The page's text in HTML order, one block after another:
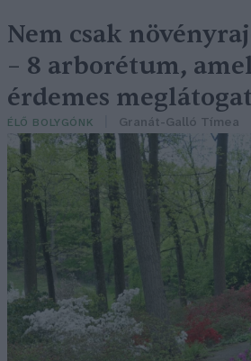
Nem csak
– 8 arborétum,
érdemes
ÉLŐ BOLYGÓNK Granát-Galló Tímea